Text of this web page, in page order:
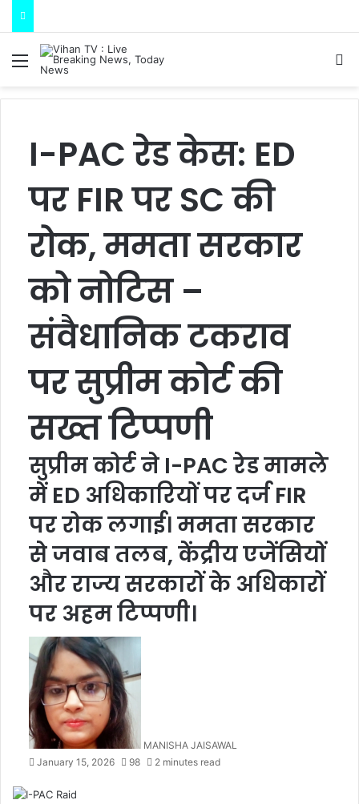
Menu
I-PAC रेड केस: ED
पर FIR पर SC की
रोक, ममता सरकार
को नोटिस –
संवैधानिक टकराव
पर सुप्रीम कोर्ट की
सख्त टिप्पणी
सुप्रीम कोर्ट ने I-PAC रेड मामले
में ED अधिकारियों पर दर्ज FIR
पर रोक लगाई। ममता सरकार
से जवाब तलब, केंद्रीय एजेंसियों
और राज्य सरकारों के अधिकारों
पर अहम टिप्पणी।
MANISHA JAISAWAL
January 15, 2026
98 2 minutes read